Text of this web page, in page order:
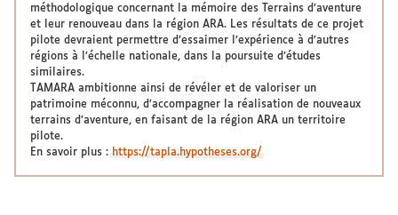
méthodologique concernant la mémoire des Terrains d’aventure
et leur renouveau dans la région ARA. Les résultats de ce projet
pilote devraient permettre d’essaimer l’expérience à d’autres
régions à l’échelle nationale, dans la poursuite d’études
similaires.
TAMARA ambitionne ainsi de révéler et de valoriser un
patrimoine méconnu, d’accompagner la réalisation de nouveaux
terrains d’aventure, en faisant de la région ARA un territoire
pilote.
En savoir plus : https://tapla.hypotheses.org/